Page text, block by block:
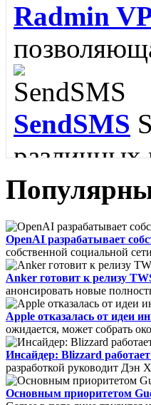
Memorize
пополнить
языка....
IBM Lotus
пакет для
Filler Pilot
Radmin
SendSMS
различных
FoxMail
SMTP,
OpenAI разрабатывает
собственной социальной
Anker готовит к релизу
анонсировать новые
Apple отказалась от идеи
ожидается, может собрать
Инсайдер: Blizzard
разработкой руководит Дэн
Основным приоритетом